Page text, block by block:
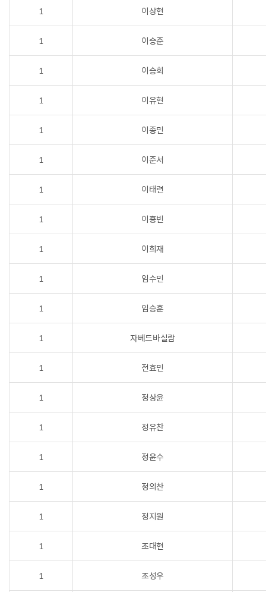
1 이상현
1 이승준
1 이승회
1 이유현
1 이종민
1 이준서
1 이태련
1 이홍빈
1 이희재
1 임수민
1 임승훈
1 자베드바실람
1 전효민
1 정상윤
1 정유찬
1 정윤수
1 정의찬
1 정지원
1 조대현
1 조성우